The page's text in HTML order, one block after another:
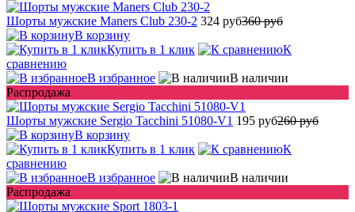
Шорты мужские Maners Club 230-2 324 руб360 руб
В корзину
Купить в 1 клик
К
сравнению
В избранное
В наличии
Распродажа
Шорты мужские Sergio Tacchini 51080-V1 195 руб260 руб
В корзину
Купить в 1 клик
К
сравнению
В избранное
В наличии
Распродажа